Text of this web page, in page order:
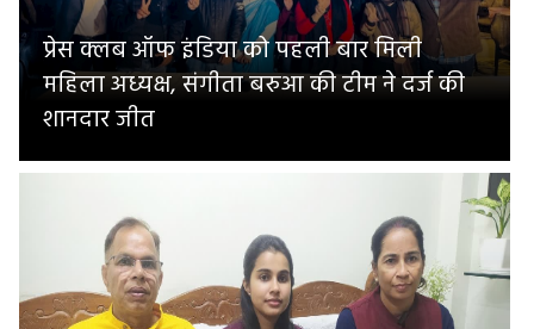
प्रेस क्लब ऑफ इंडिया को पहली बार मिली
महिला अध्यक्ष, संगीता बरुआ की टीम ने दर्ज की
शानदार जीत